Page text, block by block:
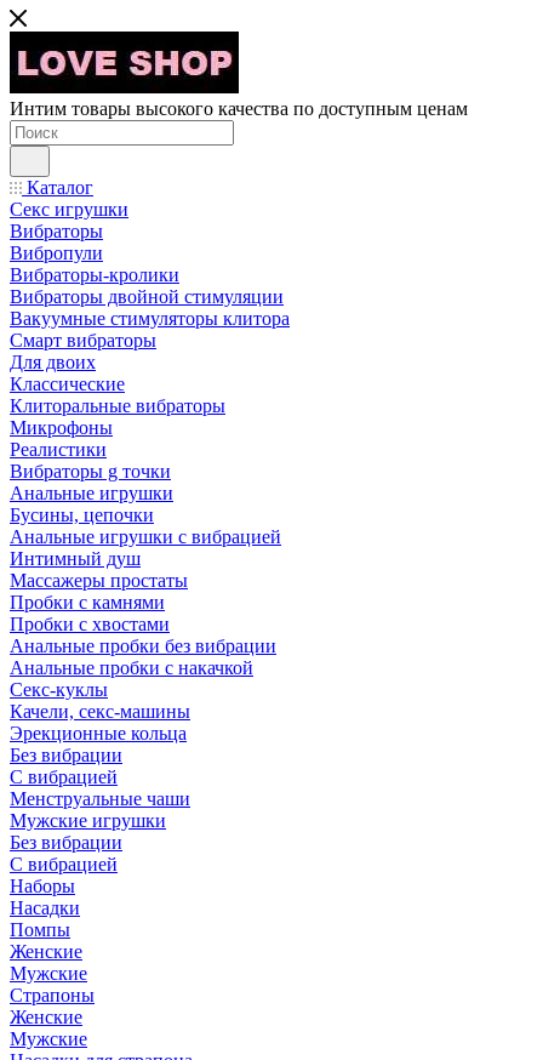
Интим товары высокого качества по доступным ценам
Каталог
Секс игрушки
Вибраторы
Вибропули
Вибраторы-кролики
Вибраторы двойной стимуляции
Вакуумные стимуляторы клитора
Смарт вибраторы
Для двоих
Классические
Клиторальные вибраторы
Микрофоны
Реалистики
Вибраторы g точки
Анальные игрушки
Бусины, цепочки
Анальные игрушки с вибрацией
Интимный душ
Массажеры простаты
Пробки с камнями
Пробки с хвостами
Анальные пробки без вибрации
Анальные пробки с накачкой
Секс-куклы
Качели, секс-машины
Эрекционные кольца
Без вибрации
С вибрацией
Менструальные чаши
Мужские игрушки
Без вибрации
С вибрацией
Наборы
Насадки
Помпы
Женские
Мужские
Страпоны
Женские
Мужские